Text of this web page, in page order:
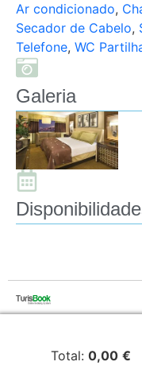
Ar condicionado,
Secador de Cabelo,
Telefone, WC
Galeria
Total:0,00 €